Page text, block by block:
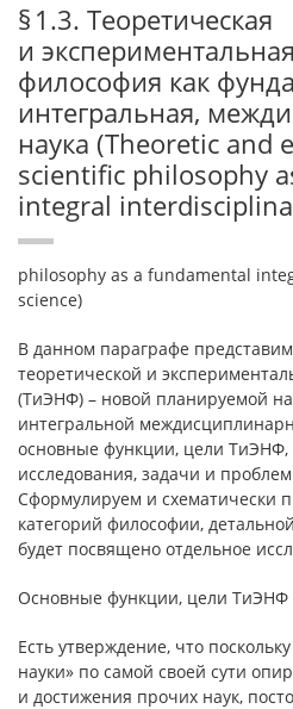
§ 1.3. Теоретическая
и
философия как
интегральная,
наука (Theoretic and
scientific philosophy
integral
philosophy as a fundamental
science)
В данном параграфе
теоретической и
(ТиЭНФ) – новой планируемой
интегральной
основные функции, цели ТиЭНФ,
исследования, задачи и
Сформулируем и схематически
категорий философии,
будет посвящено отдельное
Основные функции, цели ТиЭНФ
Есть утверждение, что
науки» по самой своей сути
и достижения прочих наук,